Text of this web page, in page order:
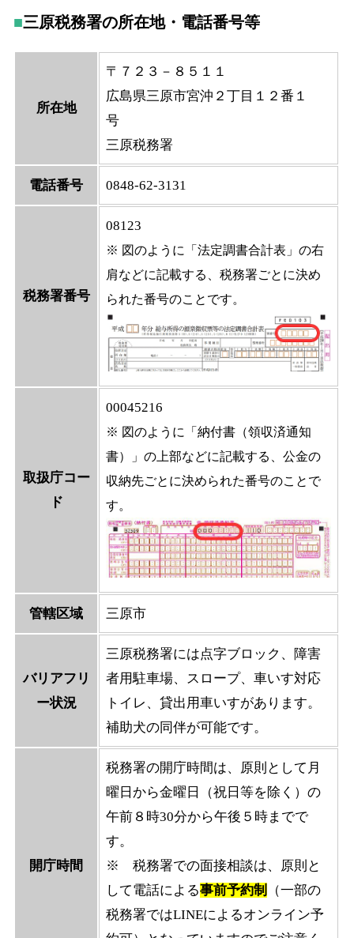
三原税務署の所在地・電話番号等
所在地
〒７２３－８５１１
広島県三原市宮沖２丁目１２番１
号
三原税務署
電話番号 0848-62-3131
税務署番号
08123
※ 図のように「法定調書合計表」の右
肩などに記載する、税務署ごとに決め
られた番号のことです。
取扱庁コー
ド
00045216
※ 図のように「納付書（領収済通知
書）」の上部などに記載する、公金の
収納先ごとに決められた番号のことで
す。
管轄区域 三原市
バリアフリ
ー状況
三原税務署には点字ブロック、障害
者用駐車場、スロープ、車いす対応
トイレ、貸出用車いすがあります。
補助犬の同伴が可能です。
開庁時間
税務署の開庁時間は、原則として月
曜日から金曜日（祝日等を除く）の
午前８時30分から午後５時までで
す。
※ 税務署での面接相談は、原則と
して電話による事前予約制
（一部の
税務署ではLINEによるオンライン予